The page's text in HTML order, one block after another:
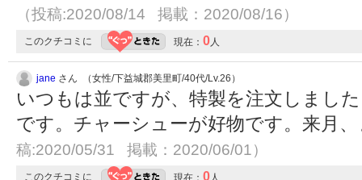
（投稿:2020/08/14 掲載：2020/08/16）
このクチコミに 現在： 0人
jane さん （女性/下益城郡美里町/40代/Lv.26）
いつもは並ですが、特製を注文しまし
です。チャーシューが好物です。来月
稿:2020/05/31 掲載：2020/06/01）
このクチコミに 現在： 0 人